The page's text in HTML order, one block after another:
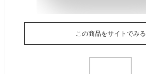
この商品をサイトでみる